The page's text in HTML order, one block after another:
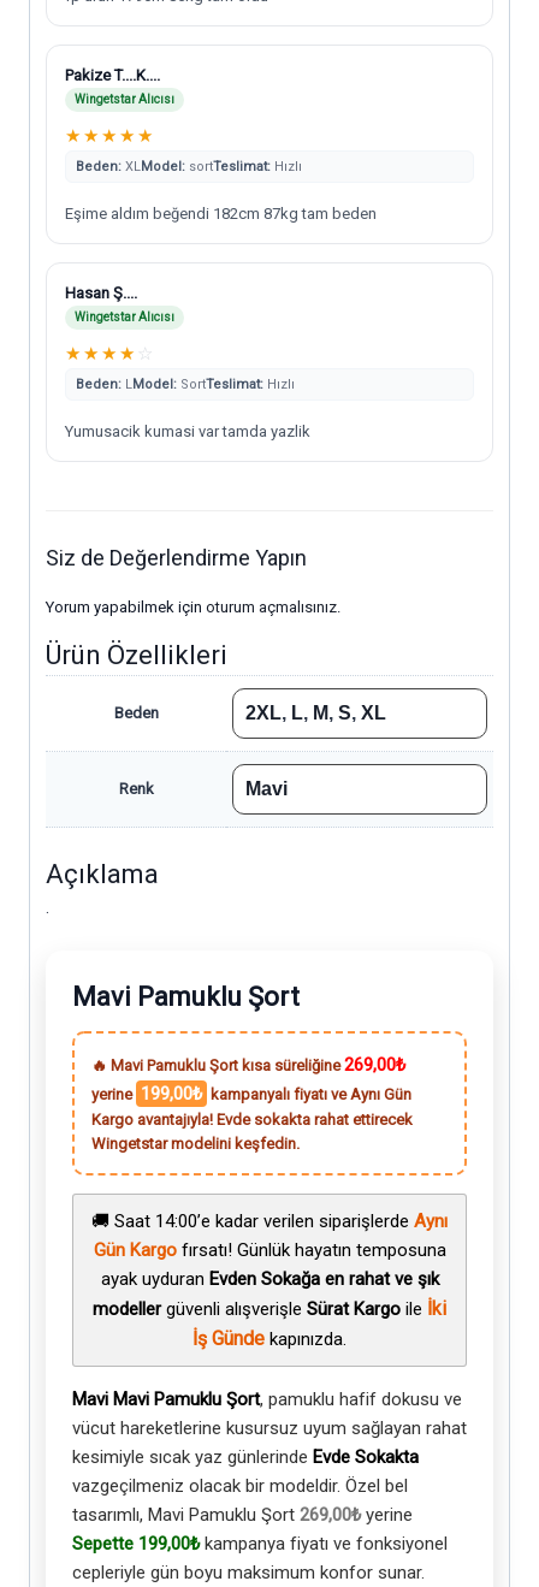
Pakize T....K....
Wingetstar Alıcısı
★ ★ ★ ★ ★
Beden: XLModel: sortTeslimat: Hızlı
Eşime aldım beğendi 182cm 87kg tam beden
Hasan Ş....
Wingetstar Alıcısı
★ ★ ★ ★ ☆
Beden: LModel: SortTeslimat: Hızlı
Yumusacik kumasi var tamda yazlik
Siz de Değerlendirme Yapın
Yorum yapabilmek için oturum açmalısınız.
Ürün Özellikleri
Beden 2XL, L, M, S, XL
Renk Mavi
Açıklama
Mavi Pamuklu Şort
🔥 Mavi Pamuklu Şort kısa süreliğine269,00₺
yerine 199,00₺ kampanyalı fiyatı ve Aynı Gün
Kargo avantajıyla! Evde sokakta rahat ettirecek
Wingetstar modelini keşfedin.
🚚 Saat 14:00’e kadar verilen siparişlerde Aynı
Gün Kargofırsatı! Günlük hayatın temposuna
ayak uyduran Evden Sokağa en rahat ve şık
modellergüvenli alışverişle Sürat Kargo ile İki
İş Günde kapınızda.
Mavi Mavi Pamuklu Şort, pamuklu hafif dokusu ve
vücut hareketlerine kusursuz uyum sağlayan rahat
kesimiyle sıcak yaz günlerinde Evde Sokakta
vazgeçilmeniz olacak bir modeldir. Özel bel
tasarımlı, Mavi Pamuklu Şort 269,00₺yerine
Sepette 199,00₺kampanya fiyatı ve fonksiyonel
cepleriyle gün boyu maksimum konfor sunar.